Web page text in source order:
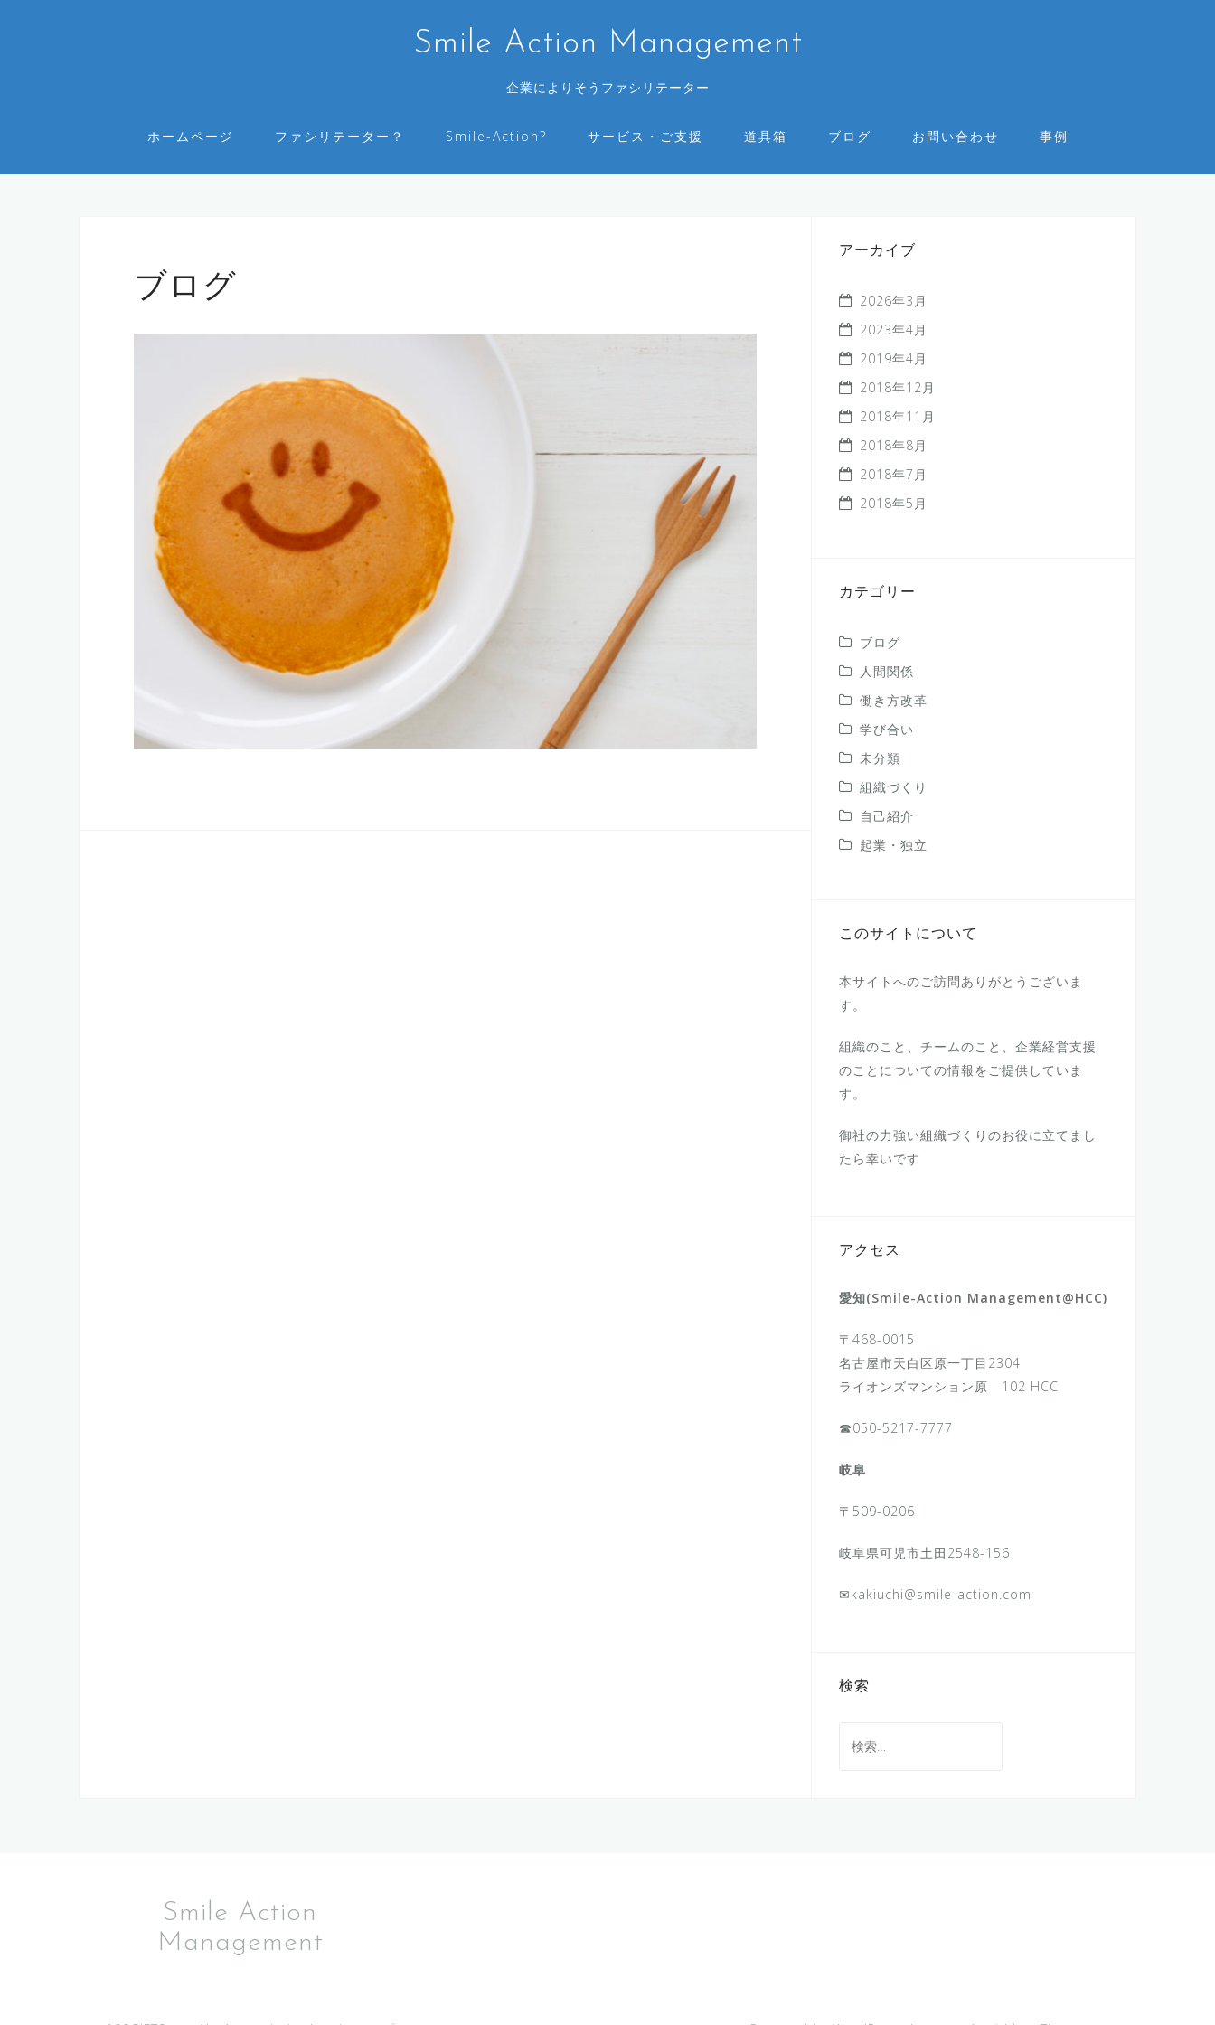
キ
Smile Action Management
企業によりそうファシリテーター
ホームページ ファシリテーター？ Smile-Action? サービス・ご支援 道具箱 ブログ お問い合わせ 事例
ブログ
アーカイブ
2026年3月
2023年4月
2019年4月
2018年12月
2018年11月
2018年8月
2018年7月
2018年5月
カテゴリー
ブログ
人間関係
働き方改革
学び合い
未分類
組織づくり
自己紹介
起業・独立
このサイトについて
本サイトへのご訪問ありがとうございま
す。
組織のこと、チームのこと、企業経営支援
のことについての情報をご提供していま
す。
御社の力強い組織づくりのお役に立てまし
たら幸いです
アクセス
愛知(Smile-Action Management@HCC)
〒468-0015
名古屋市天白区原一丁目2304
ライオンズマンション原 102 HCC
☎050-5217-7777
岐阜
〒509-0206
岐阜県可児市土田2548-156
✉kakiuchi@smile-action.com
検索
索:
Smile Action
Management